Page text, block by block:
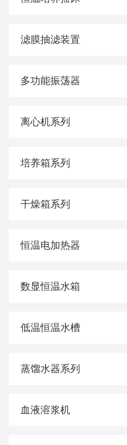
滤膜抽滤装置
多功能振荡器
离心机系列
培养箱系列
干燥箱系列
恒温电加热器
数显恒温水箱
低温恒温水槽
蒸馏水器系列
血液溶浆机